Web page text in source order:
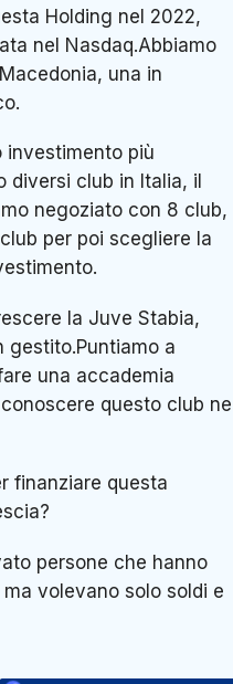
Holding nel 2022,
nel Nasdaq.Abbiamo
una in
investimento più
diversi club in Italia, il
negoziato con 8 club,
per poi scegliere la
la Juve Stabia,
gestito.Puntiamo a
una accademia
questo club
finanziare questa
persone che hanno
volevano solo soldi e